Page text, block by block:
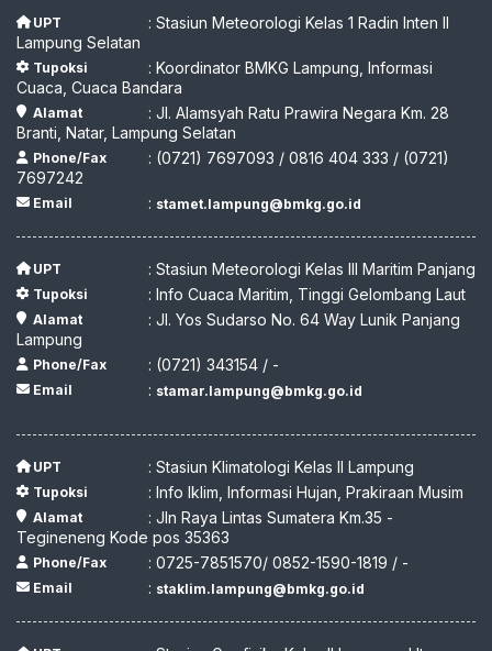
UPT
: Stasiun Meteorologi Kelas 1 Radin Inten II
Lampung Selatan
Tupoksi
: Koordinator BMKG Lampung, Informasi
Cuaca, Cuaca Bandara
Alamat
: Jl. Alamsyah Ratu Prawira Negara Km. 28
Branti, Natar, Lampung Selatan
Phone/Fax
: (0721) 7697093 / 0816 404 333 / (0721)
7697242
Email : stamet.lampung@bmkg.go.id
UPT : Stasiun Meteorologi Kelas III Maritim Panjang
Tupoksi : Info Cuaca Maritim, Tinggi Gelombang Laut
Alamat
: Jl. Yos Sudarso No. 64 Way Lunik Panjang
Lampung
Phone/Fax : (0721) 343154 / -
Email : stamar.lampung@bmkg.go.id
UPT : Stasiun Klimatologi Kelas II Lampung
Tupoksi : Info Iklim, Informasi Hujan, Prakiraan Musim
Alamat
: Jln Raya Lintas Sumatera Km.35 -
Tegineneng Kode pos 35363
Phone/Fax : 0725-7851570/ 0852-1590-1819 / -
Email : staklim.lampung@bmkg.go.id